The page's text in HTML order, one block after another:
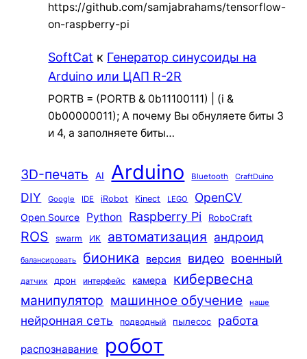
https://github.com/samjabrahams/tensorflow-
on-raspberry-pi
SoftCat к Генератор синусоиды на
Arduino или ЦАП R-2R
PORTB = (PORTB & 0b11100111) | (i &
0b00000011); А почему Вы обнуляете биты 3
и 4, а заполняете биты…
3D-печать AI Arduino Bluetooth CraftDuino
DIY Google IDE iRobot Kinect LEGO OpenCV
Open Source Python Raspberry Pi RoboCraft
ROS swarm ИК автоматизация андроид
балансировать бионика версия видео военный
датчик дрон интерфейс камера кибервесна
манипулятор машинное обучение наше
нейронная сеть подводный пылесос работа
распознавание робот